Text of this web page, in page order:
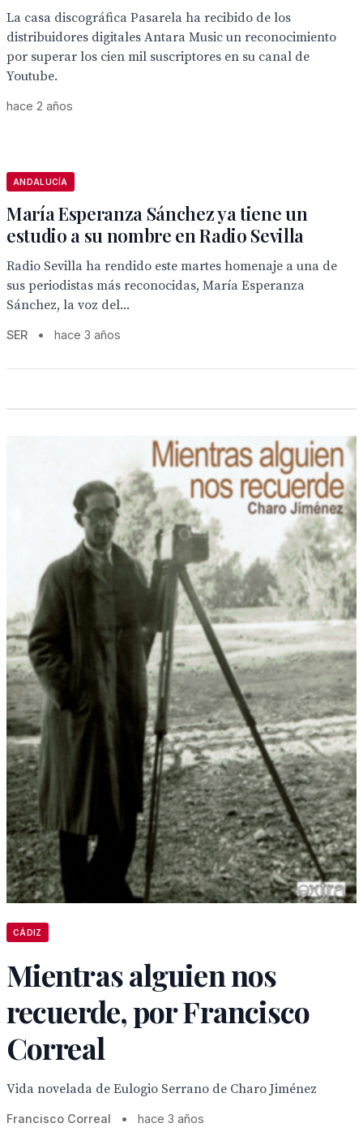
La casa discográfica Pasarela ha recibido de los
distribuidores digitales Antara Music un reconocimiento
por superar los cien mil suscriptores en su canal de
Youtube.
hace 2 años
ANDALUCÍA
María Esperanza Sánchez ya tiene un
estudio a su nombre en Radio Sevilla
Radio Sevilla ha rendido este martes homenaje a una de
sus periodistas más reconocidas, María Esperanza
Sánchez, la voz del...
SER • hace 3 años
CÁDIZ
Mientras alguien nos
recuerde, por Francisco
Correal
Vida novelada de Eulogio Serrano de Charo Jiménez
Francisco Correal • hace 3 años